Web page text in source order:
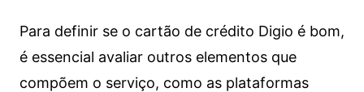
Para definir se o cartão de crédito Digio é bom,
é essencial avaliar outros elementos que
compõem o serviço, como as plataformas